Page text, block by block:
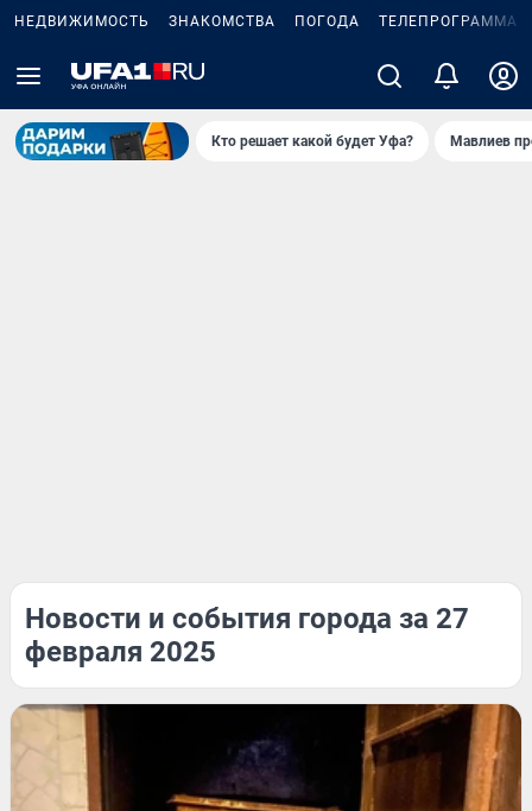
НЕДВИЖИМОСТЬ ЗНАКОМСТВА ПОГОДА ТЕЛЕПРОГРАММА
Кто решает какой будет Уфа? Мавлиев
Новости и события города за 27
февраля 2025